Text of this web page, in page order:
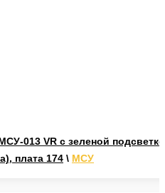
013 VR с зеленой
плата 174 \ МСУ